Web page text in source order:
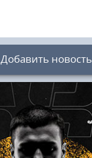
Добавить новость
Авторизация
Логин: